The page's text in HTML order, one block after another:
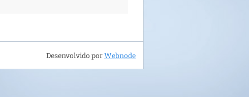
Desenvolvido porWebnode